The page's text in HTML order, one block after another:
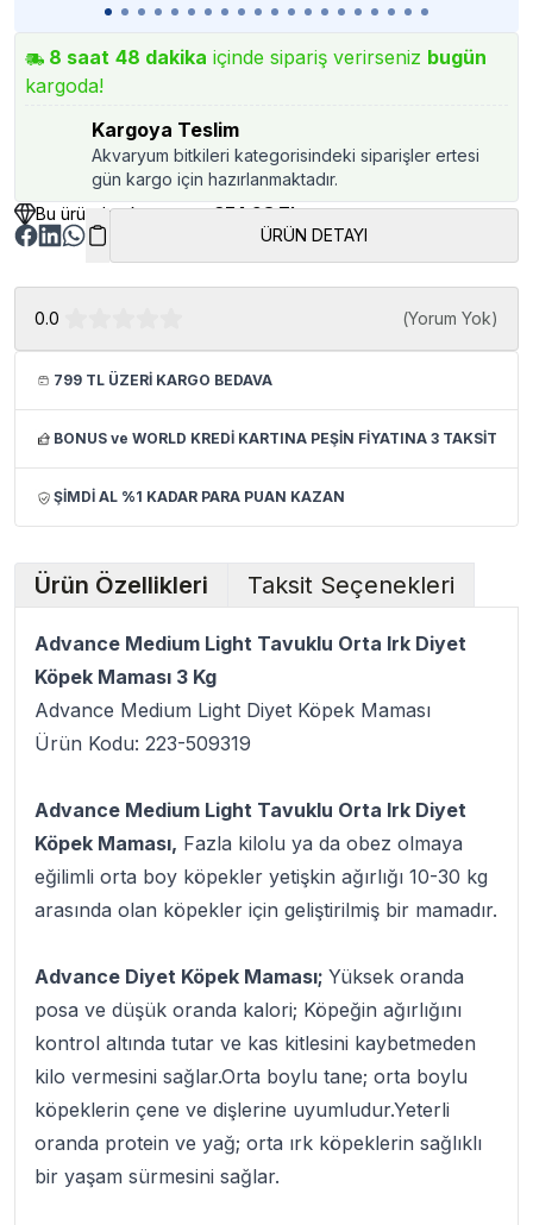
8 saat 48 dakika içinde sipariş verirseniz bugün
kargoda!
Kargoya Teslim
Akvaryum bitkileri kategorisindeki siparişler ertesi
gün kargo için hazırlanmaktadır.
Bu üründen kazancınız374.98 TL
ÜRÜN DETAYI
0.0 (Yorum Yok)
799 TL ÜZERİ KARGO BEDAVA
BONUS ve WORLD KREDİ KARTINA PEŞİN FİYATINA 3 TAKSİT
ŞİMDİ AL %1 KADAR PARA PUAN KAZAN
Ürün Özellikleri Taksit Seçenekleri
Advance Medium Light Tavuklu Orta Irk Diyet
Köpek Maması 3 Kg
Advance Medium Light Diyet Köpek Maması
Ürün Kodu: 223-509319
Advance Medium Light Tavuklu Orta Irk Diyet
Köpek Maması, Fazla kilolu ya da obez olmaya
eğilimli orta boy köpekler yetişkin ağırlığı 10-30 kg
arasında olan köpekler için geliştirilmiş bir mamadır.
Advance Diyet Köpek Maması; Yüksek oranda
posa ve düşük oranda kalori; Köpeğin ağırlığını
kontrol altında tutar ve kas kitlesini kaybetmeden
kilo vermesini sağlar.Orta boylu tane; orta boylu
köpeklerin çene ve dişlerine uyumludur.Yeterli
oranda protein ve yağ; orta ırk köpeklerin sağlıklı
bir yaşam sürmesini sağlar.